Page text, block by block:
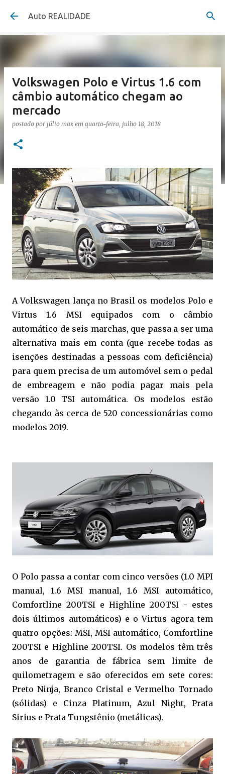
Pular para o conteúdo principal
Auto REALIDADE
Volkswagen Polo e Virtus 1.6 com
câmbio automático chegam ao
mercado
postado por júlio max em quarta-feira, julho 18, 2018
A Volkswagen lança no Brasil os modelos Polo e
Virtus 1.6 MSI equipados com o câmbio
automático de seis marchas, que passa a ser uma
alternativa mais em conta (que recebe todas as
isenções destinadas a pessoas com deficiência)
para quem precisa de um automóvel sem o pedal
de embreagem e não podia pagar mais pela
versão 1.0 TSI automática. Os modelos estão
chegando às cerca de 520 concessionárias como
modelos 2019.
O Polo passa a contar com cinco versões (1.0 MPI
manual, 1.6 MSI manual, 1.6 MSI automático,
Comfortline 200TSI e Highline 200TSI - estes
dois últimos automáticos) e o Virtus agora tem
quatro opções: MSI, MSI automático, Comfortline
200TSI e Highline 200TSI. Os modelos têm três
anos de garantia de fábrica sem limite de
quilometragem e são oferecidos em sete cores:
Preto Ninja, Branco Cristal e Vermelho Tornado
(sólidas) e Cinza Platinum, Azul Night, Prata
Sirius e Prata Tungstênio (metálicas).